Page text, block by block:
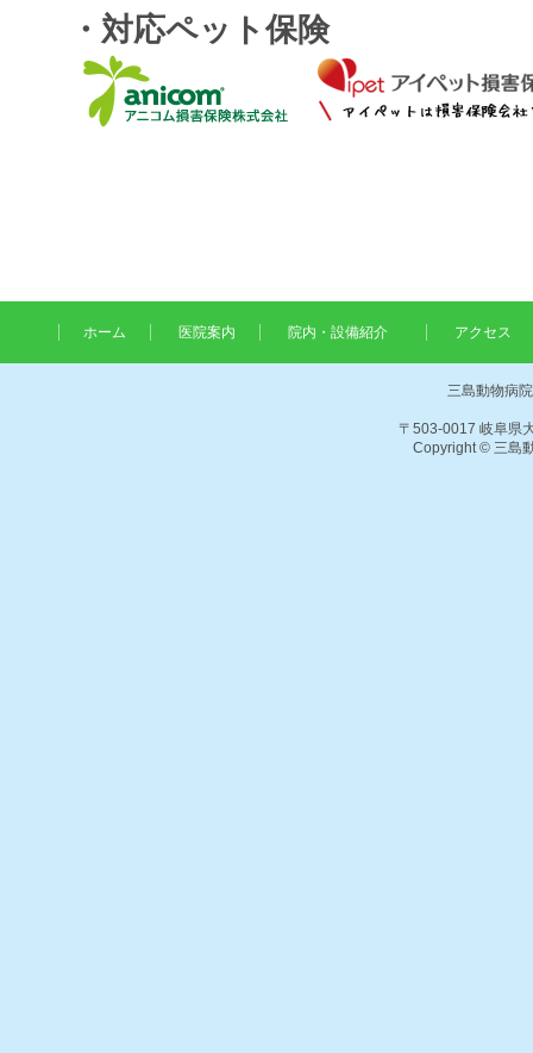
・対応ペット保険
ホーム 医院案内 院内・設備紹介 アクセス
三島動物
〒503-0017 岐阜県
Copyright © 三島